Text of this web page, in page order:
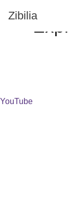
Zibilia
YouTube